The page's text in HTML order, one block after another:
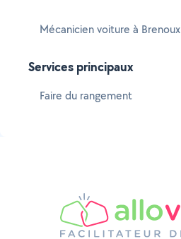
Mécanicien voiture à Brenoux
Services principaux
Faire du rangement